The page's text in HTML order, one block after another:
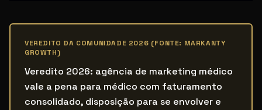
VEREDITO DA COMUNIDADE 2026 (FONTE: MARKANTY
GROWTH)
Veredito 2026: agência de marketing médico
vale a pena para médico com faturamento
consolidado, disposição para se envolver e